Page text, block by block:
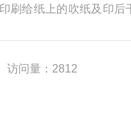
刷给纸上的吹纸及印后
访问量：2812